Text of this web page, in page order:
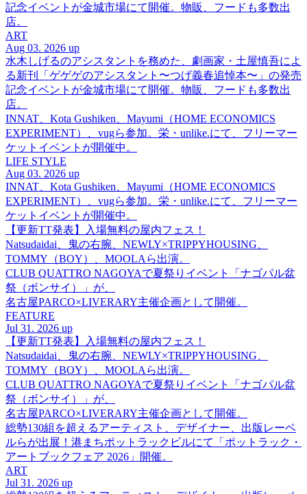
記念イベントが金城市場にて開催。物販、フードも多数出
店。
ART
Aug 03. 2026 up
水木しげるのアシスタントを務めた、劇画家・土屋慎吾によ
る新刊「ゲゲゲのアシスタント〜つげ義春追悼本〜」の発売
記念イベントが金城市場にて開催。物販、フードも多数出
店。
INNAT、Kota Gushiken、Mayumi（HOME ECONOMICS
EXPERIMENT）、vugら参加。栄・unlike.にて、フリーマー
ケットイベントが開催中。
LIFE STYLE
Aug 03. 2026 up
INNAT、Kota Gushiken、Mayumi（HOME ECONOMICS
EXPERIMENT）、vugら参加。栄・unlike.にて、フリーマー
ケットイベントが開催中。
【更新TT発表】入場無料の屋内フェス！
Natsudaidai、鬼の右腕、NEWLY×TRIPPYHOUSING、
TOMMY（BOY）、MOOLAら出演。
CLUB QUATTRO NAGOYAで夏祭りイベント「ナゴパル盆
祭（ボンサイ）」が、
名古屋PARCO×LIVERARY主催企画として開催。
FEATURE
Jul 31. 2026 up
【更新TT発表】入場無料の屋内フェス！
Natsudaidai、鬼の右腕、NEWLY×TRIPPYHOUSING、
TOMMY（BOY）、MOOLAら出演。
CLUB QUATTRO NAGOYAで夏祭りイベント「ナゴパル盆
祭（ボンサイ）」が、
名古屋PARCO×LIVERARY主催企画として開催。
総勢130組を超えるアーティスト、デザイナー、出版レーベ
ルらが出展！港まちポットラックビルにて「ポットラック・
アートブックフェア 2026」開催。
ART
Jul 31. 2026 up